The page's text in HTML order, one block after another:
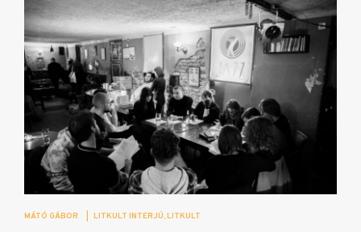
MÁTÓ GÁBOR LITKULT INTERJÚ LITKULT